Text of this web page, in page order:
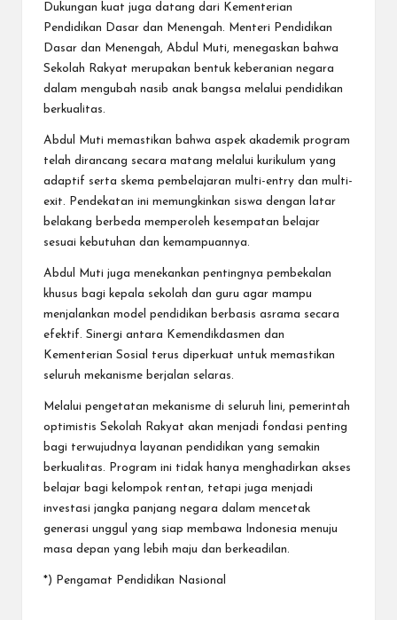
Dukungan kuat juga datang dari Kementerian
Pendidikan Dasar dan Menengah. Menteri Pendidikan
Dasar dan Menengah, Abdul Muti, menegaskan bahwa
Sekolah Rakyat merupakan bentuk keberanian negara
dalam mengubah nasib anak bangsa melalui pendidikan
berkualitas.
Abdul Muti memastikan bahwa aspek akademik program
telah dirancang secara matang melalui kurikulum yang
adaptif serta skema pembelajaran multi-entry dan multi-
exit. Pendekatan ini memungkinkan siswa dengan latar
belakang berbeda memperoleh kesempatan belajar
sesuai kebutuhan dan kemampuannya.
Abdul Muti juga menekankan pentingnya pembekalan
khusus bagi kepala sekolah dan guru agar mampu
menjalankan model pendidikan berbasis asrama secara
efektif. Sinergi antara Kemendikdasmen dan
Kementerian Sosial terus diperkuat untuk memastikan
seluruh mekanisme berjalan selaras.
Melalui pengetatan mekanisme di seluruh lini, pemerintah
optimistis Sekolah Rakyat akan menjadi fondasi penting
bagi terwujudnya layanan pendidikan yang semakin
berkualitas. Program ini tidak hanya menghadirkan akses
belajar bagi kelompok rentan, tetapi juga menjadi
investasi jangka panjang negara dalam mencetak
generasi unggul yang siap membawa Indonesia menuju
masa depan yang lebih maju dan berkeadilan.
*) Pengamat Pendidikan Nasional